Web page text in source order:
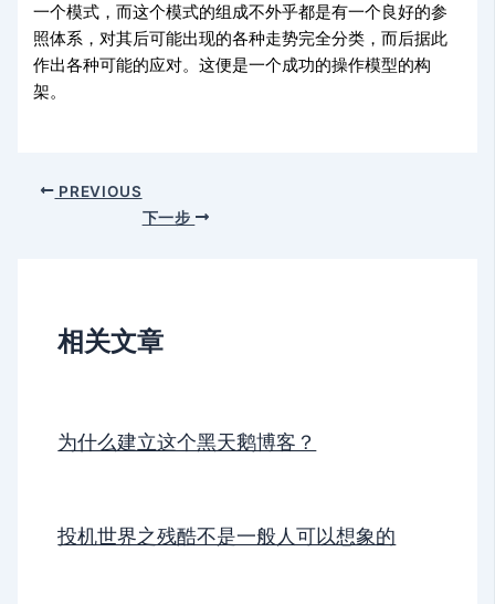
一个模式，而这个模式的组成不外乎都是有一个良好的参
照体系，对其后可能出现的各种走势完全分类，而后据此
作出各种可能的应对。这便是一个成功的操作模型的构
架。
PREVIOUS
下一步
相关文章
为什么建立这个黑天鹅博客？
投机世界之残酷不是一般人可以想象的